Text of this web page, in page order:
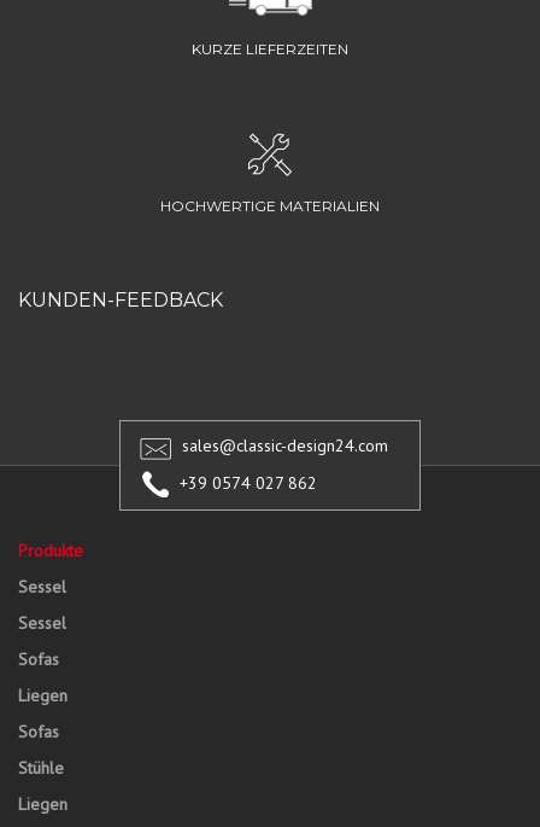
KURZE LIEFERZEITEN
HOCHWERTIGE MATERIALIEN
KUNDEN-FEEDBACK
sales@classic-design24.com
+39 0574 027 862
Produkte
Sessel
Sessel
Sofas
Liegen
Sofas
Stühle
Liegen